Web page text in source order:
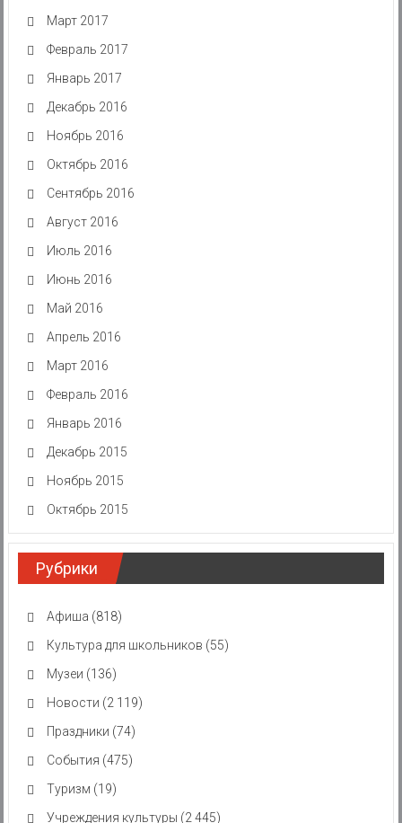
Март 2017
Февраль 2017
Январь 2017
Декабрь 2016
Ноябрь 2016
Октябрь 2016
Сентябрь 2016
Август 2016
Июль 2016
Июнь 2016
Май 2016
Апрель 2016
Март 2016
Февраль 2016
Январь 2016
Декабрь 2015
Ноябрь 2015
Октябрь 2015
Рубрики
Афиша (818)
Культура для школьников (55)
Музеи (136)
Новости (2 119)
Праздники (74)
События (475)
Туризм (19)
Учреждения культуры (2 445)